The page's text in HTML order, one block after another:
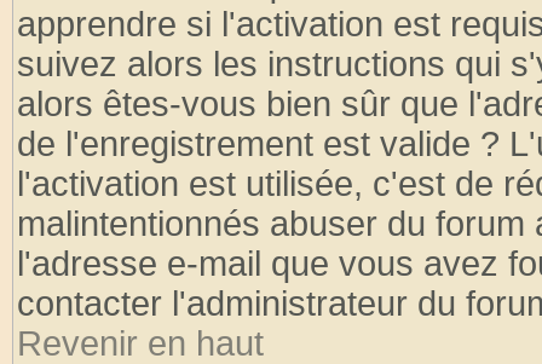
apprendre si l'activation est
suivez alors les instructions qui
alors êtes-vous bien sûr que
de l'enregistrement est valide ?
l'activation est utilisée, c'est de
malintentionnés abuser du
l'adresse e-mail que vous avez
contacter l'administrateur du
Revenir en haut